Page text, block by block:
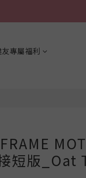
友專屬福利
短版_Oat